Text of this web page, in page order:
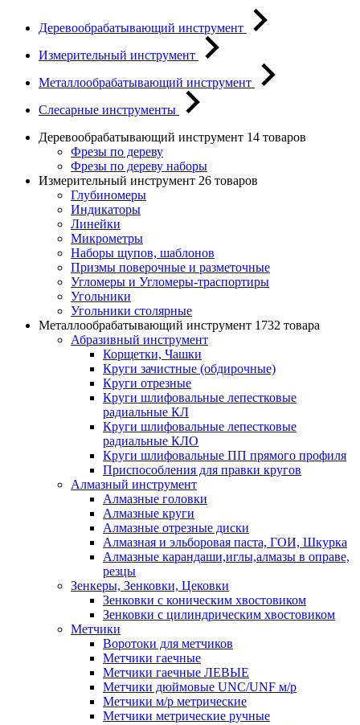
Деревообрабатывающий инструмент
Измерительный инструмент
Металлообрабатывающий инструмент
Слесарные инструменты
Деревообрабатывающий инструмент 14 товаров
Фрезы по дереву
Фрезы по дереву наборы
Измерительный инструмент 26 товаров
Глубиномеры
Индикаторы
Линейки
Микрометры
Наборы щупов, шаблонов
Призмы поверочные и разметочные
Угломеры и Угломеры-траспортиры
Угольники
Угольники столярные
Металлообрабатывающий инструмент 1732 товара
Абразивный инструмент
Корщетки, Чашки
Круги зачистные (обдирочные)
Круги отрезные
Круги шлифовальные лепестковые
радиальные КЛ
Круги шлифовальные лепестковые
радиальные КЛО
Круги шлифовальные ПП прямого профиля
Приспособления для правки кругов
Алмазный инструмент
Алмазные головки
Алмазные круги
Алмазные отрезные диски
Алмазная и эльборовая паста, ГОИ, Шкурка
Алмазные карандаши,иглы,алмазы в оправе,
резцы
Зенкеры, Зенковки, Цековки
Зенковки с коническим хвостовиком
Зенковки с цилиндрическим хвостовиком
Метчики
Воротоки для метчиков
Метчики гаечные
Метчики гаечные ЛЕВЫЕ
Метчики дюймовые UNC/UNF м/р
Метчики м/р метрические
Метчики метрические ручные